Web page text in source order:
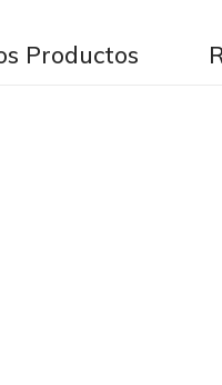
Productos